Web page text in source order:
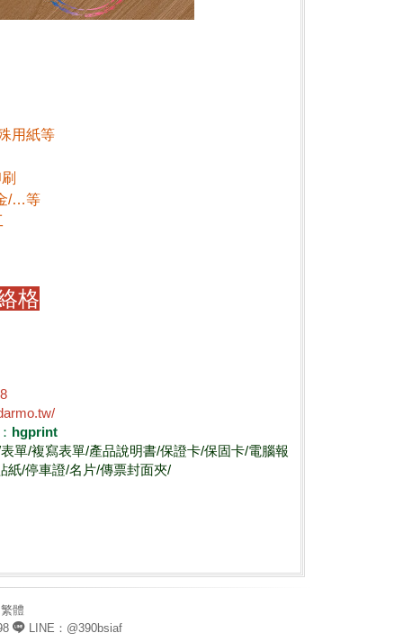
用紙等
/…等
格
hgprint
單/複寫表單/產品說明書/保證卡/保固卡/電腦報
紙/停車證/名片/傳票封面夾/
繁體
LINE：@390bsiaf